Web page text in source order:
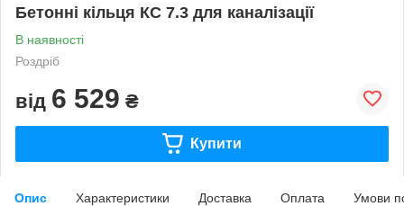
Бетонні кільця КС 7.3 для каналізації
В наявності
Роздріб
від 6 529 ₴
Купити
Опис Характеристики Доставка Оплата Умови